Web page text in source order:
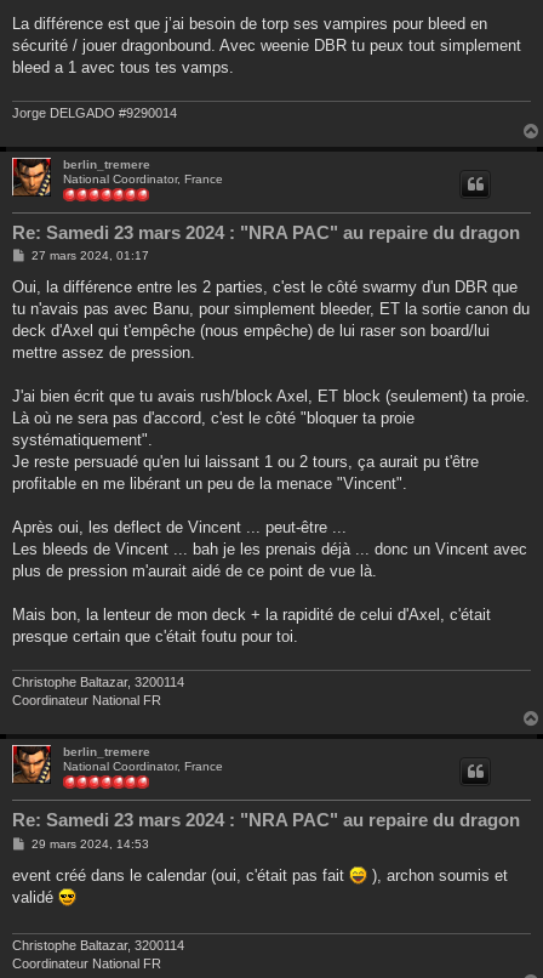
La différence est que j’ai besoin de torp ses vampires pour bleed en
sécurité / jouer dragonbound. Avec weenie DBR tu peux tout simplement
bleed a 1 avec tous tes vamps.
Jorge DELGADO #9290014
berlin_tremere
National Coordinator, France
Re: Samedi 23 mars 2024 : "NRA PAC" au repaire du dragon
M
s
a
g
27 mars 2024, 01:17
Oui, la différence entre les 2 parties, c'est le côté swarmy d'un DBR que
tu n'avais pas avec Banu, pour simplement bleeder, ET la sortie canon du
deck d'Axel qui t'empêche (nous empêche) de lui raser son board/lui
mettre assez de pression.
J'ai bien écrit que tu avais rush/block Axel, ET block (seulement) ta proie.
Là où ne sera pas d'accord, c'est le côté "bloquer ta proie
systématiquement".
Je reste persuadé qu'en lui laissant 1 ou 2 tours, ça aurait pu t'être
profitable en me libérant un peu de la menace "Vincent".
Après oui, les deflect de Vincent ... peut-être ...
Les bleeds de Vincent ... bah je les prenais déjà ... donc un Vincent avec
plus de pression m'aurait aidé de ce point de vue là.
Mais bon, la lenteur de mon deck + la rapidité de celui d'Axel, c'était
presque certain que c'était foutu pour toi.
Christophe Baltazar, 3200114
Coordinateur National FR
berlin_tremere
National Coordinator, France
Re: Samedi 23 mars 2024 : "NRA PAC" au repaire du dragon
M
s
a
29 mars 2024, 14:53
event créé dans le calendar (oui, c'était pas fait
), archon soumis et
validé
Christophe Baltazar, 3200114
Coordinateur National FR